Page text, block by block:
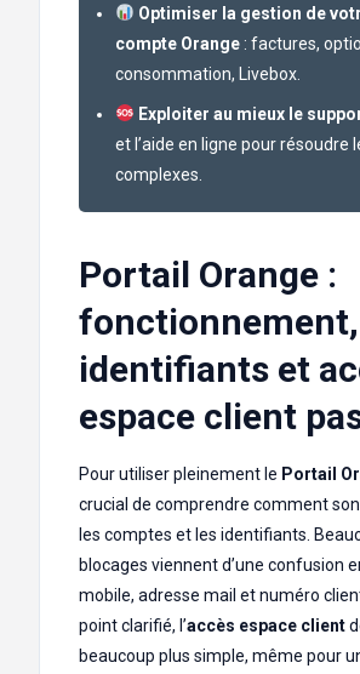
Optimiser la gestion de
compte Orange : factures,
consommation, Livebox.
Exploiter au mieux le
et l’aide en ligne pour résoudre
complexes.
Portail Orange :
fonctionnement,
identifiants et
espace client
Pour utiliser pleinement le Portail
crucial de comprendre comment
les comptes et les identifiants.
blocages viennent d’une confusion
mobile, adresse mail et numéro
point clarifié, l’accès espace client
beaucoup plus simple, même pour